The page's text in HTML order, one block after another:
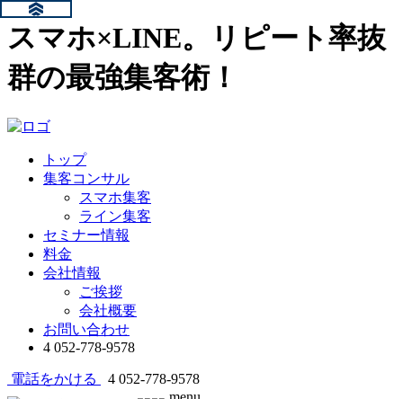
スマホ×LINE。リピート率抜
群の最強集客術！
トップ
集客コンサル
スマホ集客
ライン集客
セミナー情報
料金
会社情報
ご挨拶
会社概要
お問い合わせ
4 052-778-9578
電話をかける 4 052-778-9578